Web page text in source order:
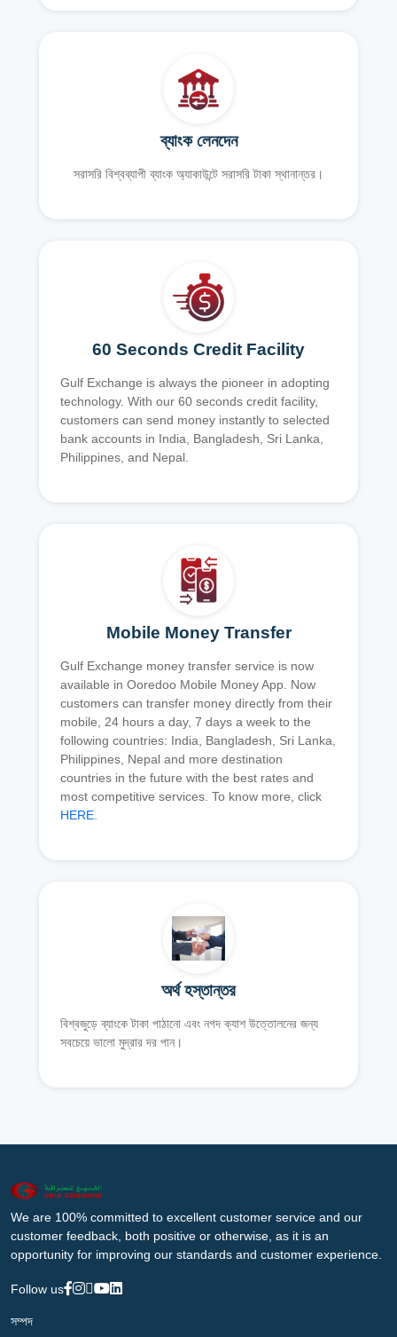
ব্যাংক লেনদেন
সরাসরি বিশ্বব্যাপী ব্যাংক অ্যাকাউন্টে সরাসরি টাকা স্থানান্তর।
60 Seconds Credit Facility
Gulf Exchange is always the pioneer in adopting
technology. With our 60 seconds credit facility,
customers can send money instantly to selected
bank accounts in India, Bangladesh, Sri Lanka,
Philippines, and Nepal.
Mobile Money Transfer
Gulf Exchange money transfer service is now
available in Ooredoo Mobile Money App. Now
customers can transfer money directly from their
mobile, 24 hours a day, 7 days a week to the
following countries: India, Bangladesh, Sri Lanka,
Philippines, Nepal and more destination
countries in the future with the best rates and
most competitive services. To know more, click
HERE.
অর্থ হস্তান্তর
বিশ্বজুড়ে ব্যাংকে টাকা পাঠানো এবং নগদ ক্যাশ উত্তোলনের জন্য
সবচেয়ে ভালো মুদ্রার দর পান।
We are 100% committed to excellent customer service and our
customer feedback, both positive or otherwise, as it is an
opportunity for improving our standards and customer experience.
Follow us
সম্পদ